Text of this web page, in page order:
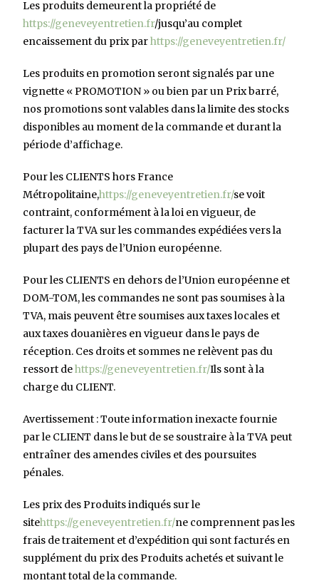
Les produits demeurent la propriété de
https://geneveyentretien.fr/jusqu’au complet
encaissement du prix parhttps://geneveyentretien.fr/
Les produits en promotion seront signalés par une
vignette « PROMOTION » ou bien par un Prix barré,
nos promotions sont valables dans la limite des stocks
disponibles au moment de la commande et durant la
période d’affichage.
Pour les CLIENTS hors France
Métropolitaine,https://geneveyentretien.fr/se voit
contraint, conformément à la loi en vigueur, de
facturer la TVA sur les commandes expédiées vers la
plupart des pays de l’Union européenne.
Pour les CLIENTS en dehors de l’Union européenne et
DOM-TOM, les commandes ne sont pas soumises à la
TVA, mais peuvent être soumises aux taxes locales et
aux taxes douanières en vigueur dans le pays de
réception. Ces droits et sommes ne relèvent pas du
ressort dehttps://geneveyentretien.fr/Ils sont à la
charge du CLIENT.
Avertissement : Toute information inexacte fournie
par le CLIENT dans le but de se soustraire à la TVA peut
entraîner des amendes civiles et des poursuites
pénales.
Les prix des Produits indiqués sur le
sitehttps://geneveyentretien.fr/ne comprennent pas les
frais de traitement et d’expédition qui sont facturés en
supplément du prix des Produits achetés et suivant le
montant total de la commande.